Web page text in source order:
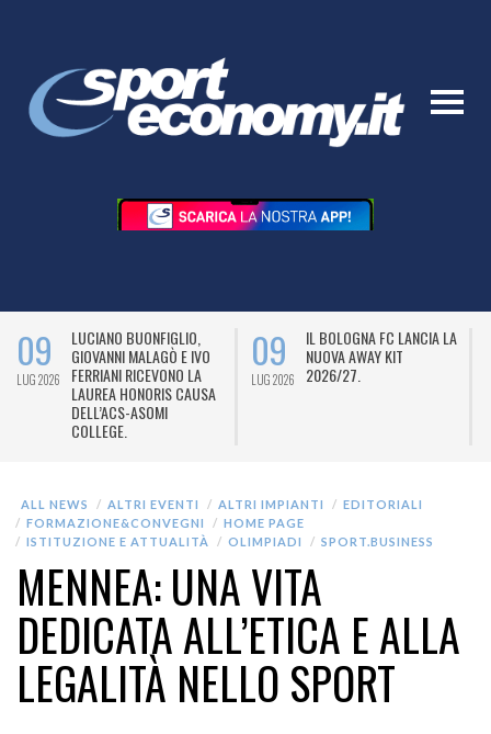
09
LUG 2026
LUCIANO BUONFIGLIO,
GIOVANNI MALAGÒ E IVO
FERRIANI RICEVONO LA
LAUREA HONORIS CAUSA
DELL’ACS-ASOMI
COLLEGE.
09
LUG 2026
IL BOLOGNA FC LANCIA LA
NUOVA AWAY KIT
2026/27.
ALL NEWS ALTRI EVENTI ALTRI IMPIANTI
EDITORIALI
FORMAZIONE&CONVEGNI
HOME PAGE
ISTITUZIONE E ATTUALITÀ
OLIMPIADI SPORT.BUSINESS
MENNEA: UNA VITA
DEDICATA ALL’ETICA E ALLA
LEGALITÀ NELLO SPORT